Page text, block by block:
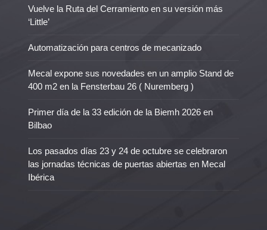
Vuelve la Ruta del Cerramiento en su versión más
‘Little’
Automatización para centros de mecanizado
Mecal expone sus novedades en un amplio Stand de
400 m2 en la Fensterbau 26 ( Nuremberg )
Primer día de la 33 edición de la Biemh 2026 en
Bilbao
Los pasados días 23 y 24 de octubre se celebraron
las jornadas técnicas de puertas abiertas en Mecal
Ibérica